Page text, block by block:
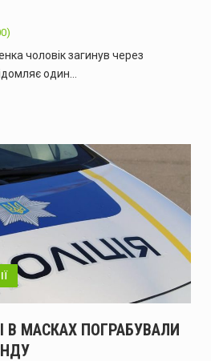
чоловік загинув через
один…
В МАСКАХ ПОГРАБУВАЛИ